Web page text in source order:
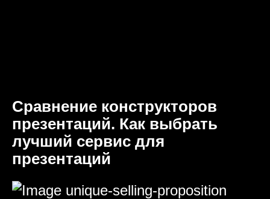
Сравнение конструкторов
презентаций. Как выбрать
лучший сервис для
презентаций